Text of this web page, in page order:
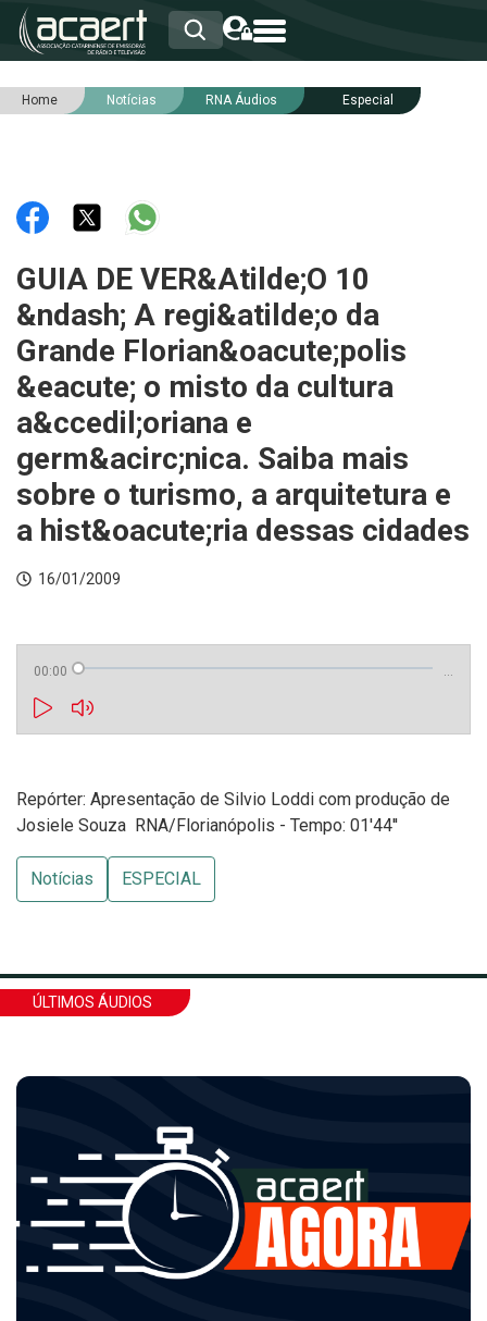
HOME
RNA
NOTÍCIAS
INTEGRIDADE
Home Notícias RNA Áudios Especial
GUIA DE VER&Atilde;O 10
&ndash; A regi&atilde;o da
Grande Florian&oacute;polis
&eacute; o misto da cultura
a&ccedil;oriana e
germ&acirc;nica. Saiba mais
sobre o turismo, a arquitetura e
a hist&oacute;ria dessas cidades
16/01/2009
00:00 …
Repórter: Apresentação de Silvio Loddi com produção de
Josiele Souza  RNA/Florianópolis - Tempo: 01'44''
Notícias ESPECIAL
ÚLTIMOS ÁUDIOS